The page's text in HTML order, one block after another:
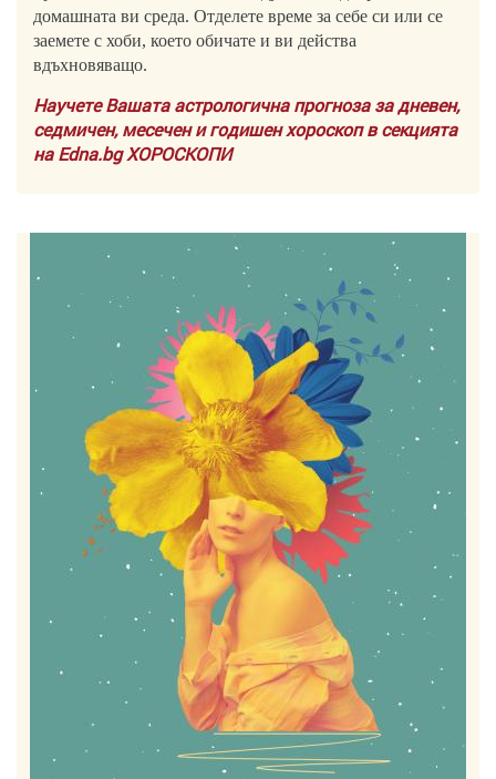
домашната ви среда. Отделете време за себе си или се
заемете с хоби, което обичате и ви действа
вдъхновяващо.
Научете Вашата астрологична прогноза за дневен,
седмичен, месечен и годишен хороскоп в секцията
на Edna.bg ХОРОСКОПИ